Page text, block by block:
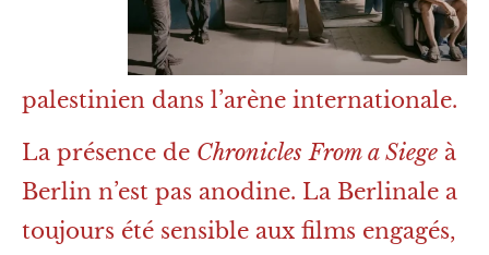
palestinien dans l’arène internationale.
La présence de Chronicles From a Siege à
Berlin n’est pas anodine. La Berlinale a
toujours été sensible aux films engagés,